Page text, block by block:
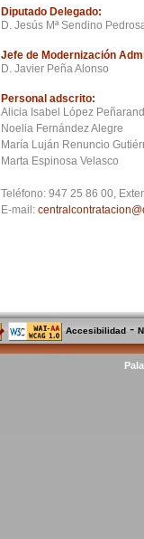
Diputado Delegado:
D. Jesús Mª Sendino
Jefe de Modernización
D. Javier Peña Alonso
Personal adscrito:
Alicia Isabel López
Noelia Fernández Alegre
María Luján Renuncio
Marta Espinosa Velasco
Teléfono: 947 25 86 00,
E-mail:
Accesibilidad -